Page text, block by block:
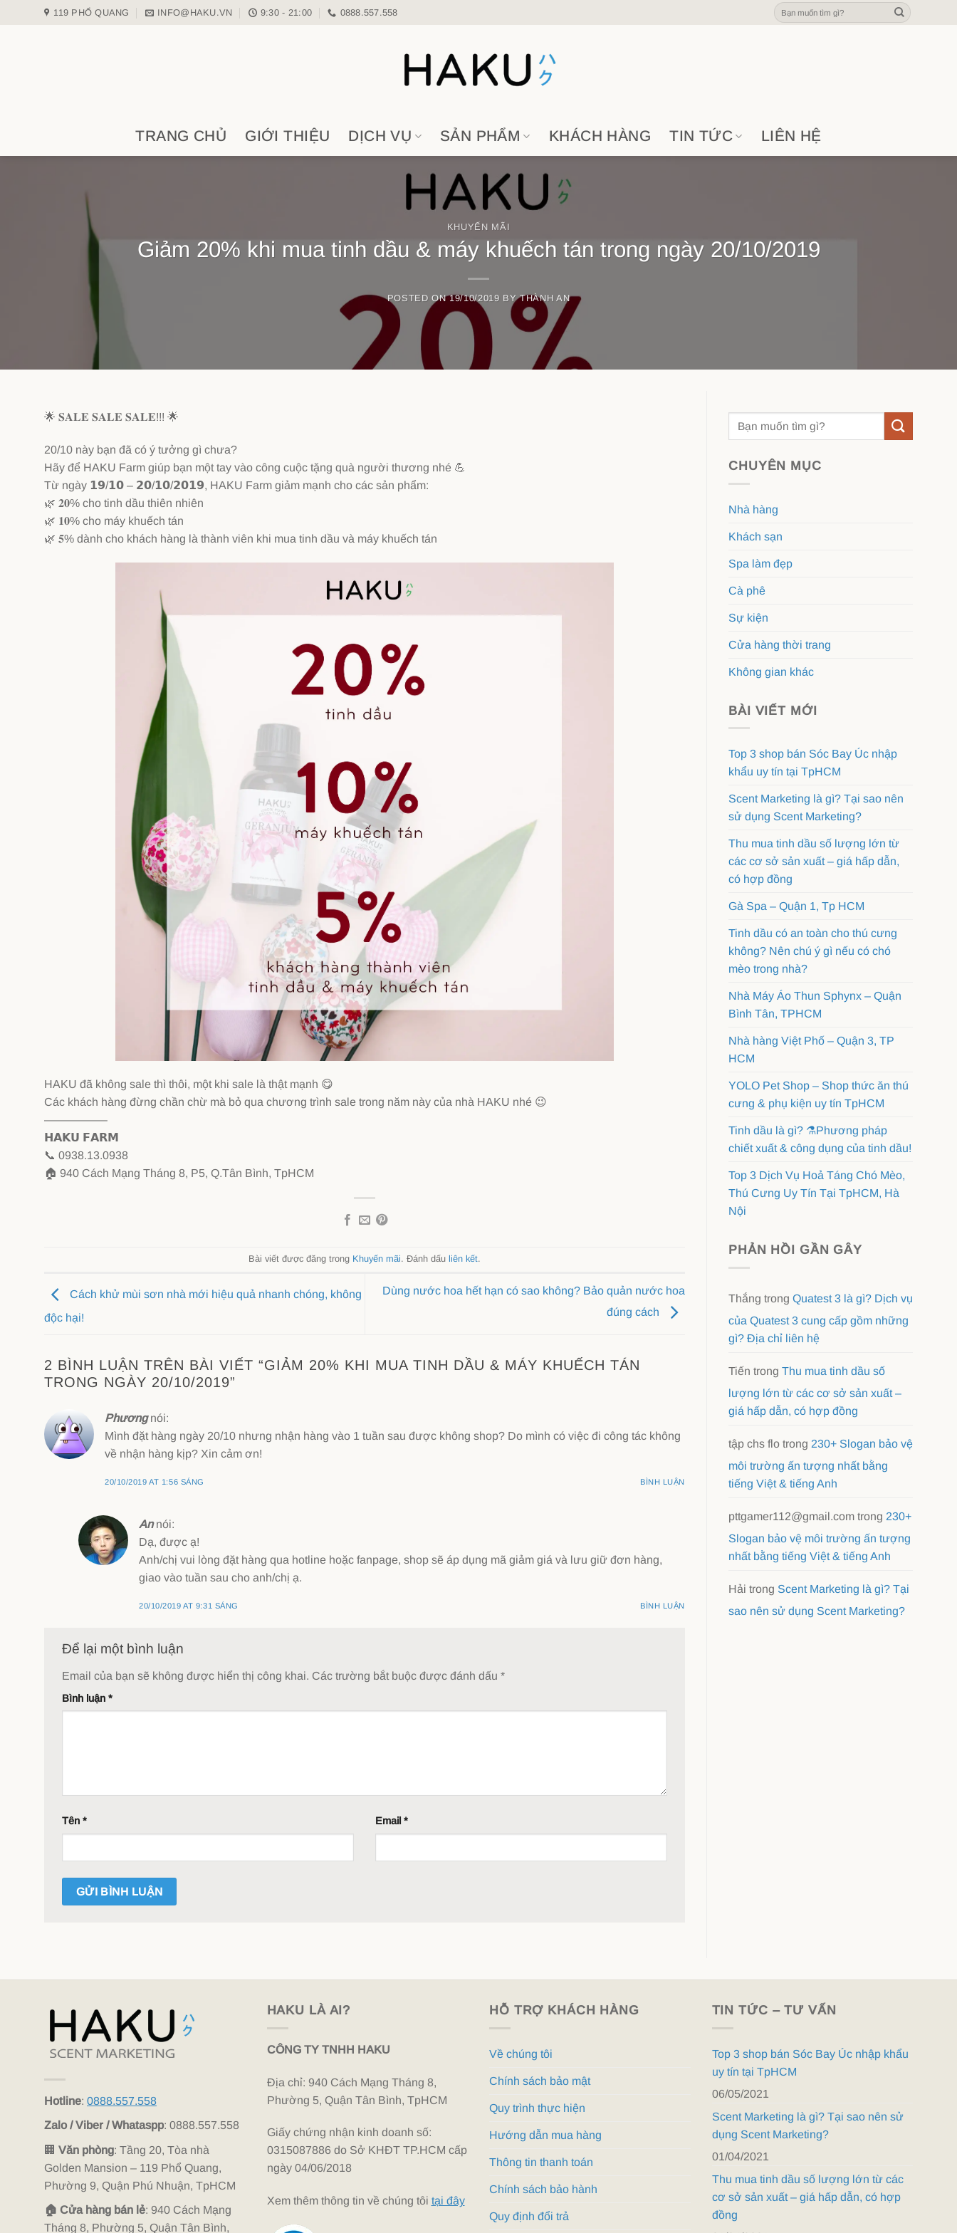
119 PHỔ QUANG INFO@HAKU.VN 9:30 - 21:00 0888.557.558
Tìm
kiếm:
TRANG CHỦ GIỚI THIỆU DỊCH VỤ SẢN PHẨM KHÁCH HÀNG TIN TỨC LIÊN HỆ
KHUYẾN MÃI
Giảm 20% khi mua tinh dầu & máy khuếch tán trong ngày 20/10/2019
POSTED ON19/10/2019 BYTHÀNH AN
🌟 𝐒𝐀𝐋𝐄 𝐒𝐀𝐋𝐄 𝐒𝐀𝐋𝐄!!! 🌟
20/10 này bạn đã có ý tưởng gì chưa?
Hãy để HAKU Farm giúp bạn một tay vào công cuộc tặng quà người thương nhé 💪
Từ ngày 𝟭𝟵/𝟭𝟬 – 𝟮𝟬/𝟭𝟬/𝟮𝟬𝟭𝟵, HAKU Farm giảm mạnh cho các sản phẩm:
🌿 𝟐𝟎% cho tinh dầu thiên nhiên
🌿 𝟏𝟎% cho máy khuếch tán
🌿 𝟓% dành cho khách hàng là thành viên khi mua tinh dầu và máy khuếch tán
HAKU đã không sale thì thôi, một khi sale là thật mạnh 😋
Các khách hàng đừng chần chừ mà bỏ qua chương trình sale trong năm này của nhà HAKU nhé 😉
—————–
𝗛𝗔𝗞𝗨 𝗙𝗔𝗥𝗠
📞 0938.13.0938
🏠 940 Cách Mạng Tháng 8, P5, Q.Tân Bình, TpHCM
Bài viết được đăng trong Khuyến mãi. Đánh dấu liên kết.
Cách khử mùi sơn nhà mới hiệu quả nhanh chóng, không
độc hại!
Dùng nước hoa hết hạn có sao không? Bảo quản nước hoa
đúng cách
2 BÌNH LUẬN TRÊN BÀI VIẾT “GIẢM 20% KHI MUA TINH DẦU & MÁY KHUẾCH TÁN
TRONG NGÀY 20/10/2019”
Phương nói:
Mình đặt hàng ngày 20/10 nhưng nhận hàng vào 1 tuần sau được không shop? Do mình có việc đi công tác không
về nhận hàng kịp? Xin cảm ơn!
20/10/2019 AT 1:56 SÁNG BÌNH LUẬN
An nói:
Dạ, được ạ!
Anh/chị vui lòng đặt hàng qua hotline hoặc fanpage, shop sẽ áp dụng mã giảm giá và lưu giữ đơn hàng,
giao vào tuần sau cho anh/chị ạ.
20/10/2019 AT 9:31 SÁNG BÌNH LUẬN
Để lại một bình luận
Email của bạn sẽ không được hiển thị công khai. Các trường bắt buộc được đánh dấu *
Bình luận *
Tên * Email *
CHUYÊN MỤC
Nhà hàng
Khách sạn
Spa làm đẹp
Cà phê
Sự kiện
Cửa hàng thời trang
Không gian khác
BÀI VIẾT MỚI
Top 3 shop bán Sóc Bay Úc nhập
khẩu uy tín tại TpHCM
Scent Marketing là gì? Tại sao nên
sử dụng Scent Marketing?
Thu mua tinh dầu số lượng lớn từ
các cơ sở sản xuất – giá hấp dẫn,
có hợp đồng
Gà Spa – Quận 1, Tp HCM
Tinh dầu có an toàn cho thú cưng
không? Nên chú ý gì nếu có chó
mèo trong nhà?
Nhà Máy Áo Thun Sphynx – Quận
Bình Tân, TPHCM
Nhà hàng Việt Phố – Quận 3, TP
HCM
YOLO Pet Shop – Shop thức ăn thú
cưng & phụ kiện uy tín TpHCM
Tinh dầu là gì? ⚗️Phương pháp
chiết xuất & công dụng của tinh dầu!
Top 3 Dịch Vụ Hoả Táng Chó Mèo,
Thú Cưng Uy Tín Tại TpHCM, Hà
Nội
PHẢN HỒI GẦN GÂY
Thắng trong Quatest 3 là gì? Dịch vụ
của Quatest 3 cung cấp gồm những
gì? Địa chỉ liên hệ
Tiến trong Thu mua tinh dầu số
lượng lớn từ các cơ sở sản xuất –
giá hấp dẫn, có hợp đồng
tập chs flo trong 230+ Slogan bảo vệ
môi trường ấn tượng nhất bằng
tiếng Việt & tiếng Anh
pttgamer112@gmail.com trong 230+
Slogan bảo vệ môi trường ấn tượng
nhất bằng tiếng Việt & tiếng Anh
Hải trong Scent Marketing là gì? Tại
sao nên sử dụng Scent Marketing?
Hotline: 0888.557.558
Zalo / Viber / Whataspp: 0888.557.558
🏢 Văn phòng: Tầng 20, Tòa nhà
Golden Mansion – 119 Phổ Quang,
Phường 9, Quận Phú Nhuận, TpHCM
🏠 Cửa hàng bán lẻ: 940 Cách Mạng
Tháng 8, Phường 5, Quận Tân Bình,
HAKU LÀ AI?
CÔNG TY TNHH HAKU
Địa chỉ: 940 Cách Mạng Tháng 8,
Phường 5, Quận Tân Bình, TpHCM
Giấy chứng nhận kinh doanh số:
0315087886 do Sở KHĐT TP.HCM cấp
ngày 04/06/2018
Xem thêm thông tin về chúng tôi tại đây
HỖ TRỢ KHÁCH HÀNG
Về chúng tôi
Chính sách bảo mật
Quy trình thực hiện
Hướng dẫn mua hàng
Thông tin thanh toán
Chính sách bảo hành
Quy định đổi trả
TIN TỨC – TƯ VẤN
Top 3 shop bán Sóc Bay Úc nhập khẩu
uy tín tại TpHCM
06/05/2021
Scent Marketing là gì? Tại sao nên sử
dụng Scent Marketing?
01/04/2021
Thu mua tinh dầu số lượng lớn từ các
cơ sở sản xuất – giá hấp dẫn, có hợp
đồng